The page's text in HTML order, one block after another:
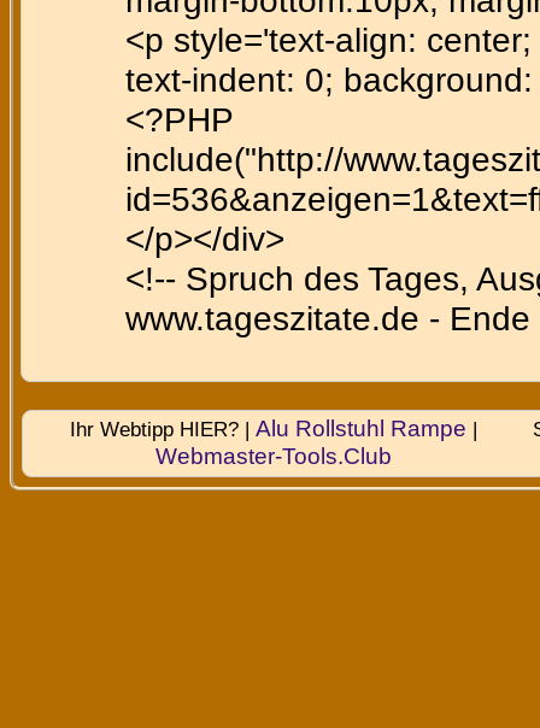
<p style='text-align:
text-indent: 0;
<?PHP
include("http://
</p></div>
<!-- Spruch des Tages,
www.tageszitate.de - Ende
Ihr Webtipp HIER? |Alu Rollstuhl Rampe |
Webmaster-Tools.Club